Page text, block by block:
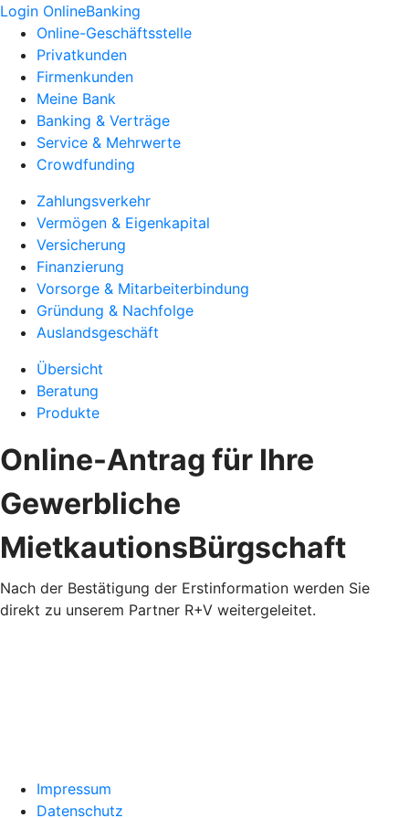
Login OnlineBanking
Online-Geschäftsstelle
Privatkunden
Firmenkunden
Meine Bank
Banking & Verträge
Service & Mehrwerte
Crowdfunding
Zahlungsverkehr
Vermögen & Eigenkapital
Versicherung
Finanzierung
Vorsorge & Mitarbeiterbindung
Gründung & Nachfolge
Auslandsgeschäft
Übersicht
Beratung
Produkte
Online-Antrag für Ihre
Gewerbliche
MietkautionsBürgschaft
Nach der Bestätigung der Erstinformation werden Sie
direkt zu unserem Partner R+V weitergeleitet.
Impressum
Datenschutz